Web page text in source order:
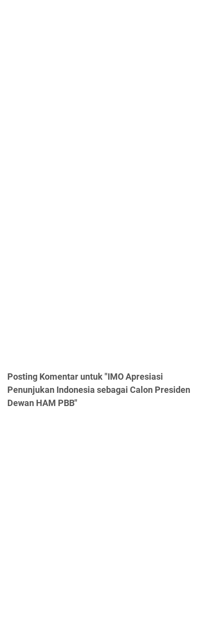
Posting Komentar untuk "IMO Apresiasi
Penunjukan Indonesia sebagai Calon Presiden
Dewan HAM PBB"